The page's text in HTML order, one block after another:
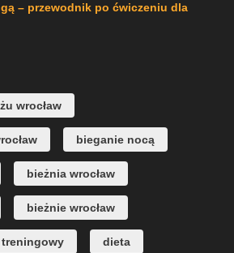
– przewodnik po ćwiczeniu dla
wrocław
bieganie nocą
bieżnia wrocław
bieżnie wrocław
dieta